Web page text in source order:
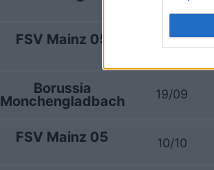
FSV Mainz 05 12/09
Borussia
Monchengladbach 19/09
FSV Mainz 05 10/10